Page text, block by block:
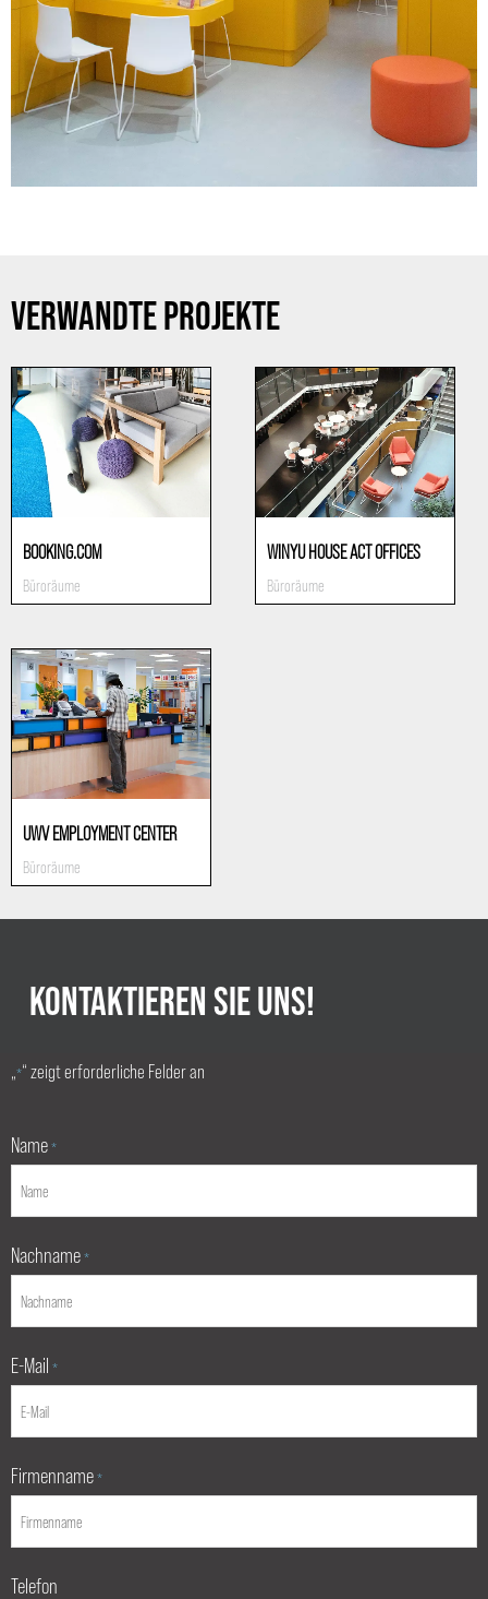
VERWANDTE PROJEKTE
BOOKING.COM
Büroräume
WINYU HOUSE ACT OFFICES
Büroräume
UWV EMPLOYMENT CENTER
Büroräume
KONTAKTIEREN SIE UNS!
„*“ zeigt erforderliche Felder an
Name *
Nachname *
E-Mail *
Firmenname *
Telefon